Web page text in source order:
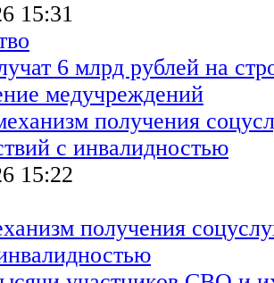
15:31
6 млрд рублей на
медучреждений
15:22
получения